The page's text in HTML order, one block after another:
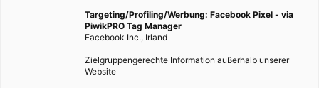
Targeting/Profiling/Werbung: Facebook Pixel - via
PiwikPRO Tag Manager
Facebook Inc., Irland
Zielgruppengerechte Information außerhalb unserer
Website